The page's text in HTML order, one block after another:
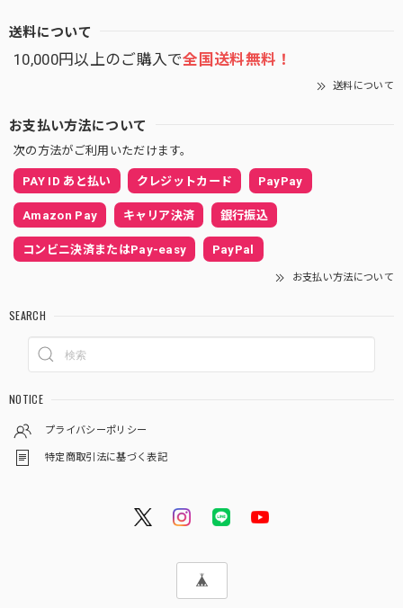
送料について
10,000円以上のご購入で全国送料無料！
送料について
お支払い方法について
次の方法がご利用いただけます。
PAY ID あと払い クレジットカード PayPay
Amazon Pay キャリア決済 銀行振込
コンビニ決済またはPay-easy PayPal
お支払い方法について
SEARCH
NOTICE
プライバシーポリシー
特定商取引法に基づく表記